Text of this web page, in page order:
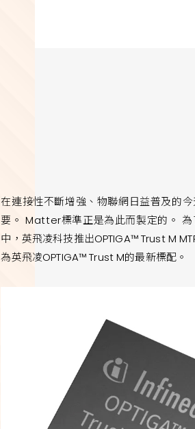
在連接性不斷增強、物聯網日益普及的
要。 Matter標準正是為此而製定的。
中，英飛凌科技推出OPTIGA™ Trust M
為英飛凌OPTIGA™ Trust M的最新標配。